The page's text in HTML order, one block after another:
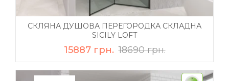
СКЛЯНА ДУШОВА ПЕРЕГОРОДКА СКЛАДНА
SICILY LOFT
15887 грн. 18690 грн.